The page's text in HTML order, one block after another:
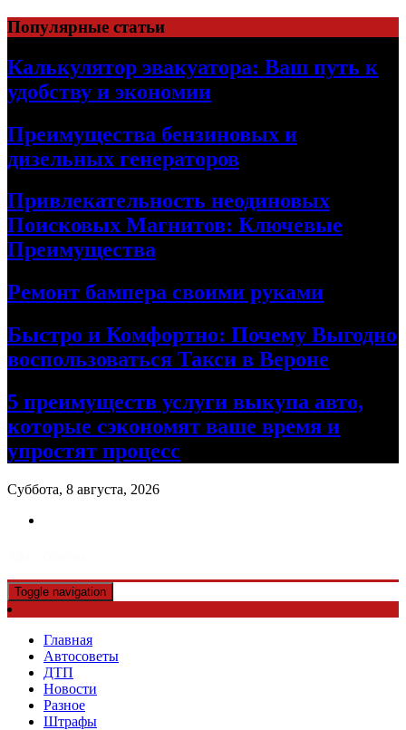
Skip
to
content
Популярные статьи
Калькулятор эвакуатора: Ваш путь к
удобству и экономии
Преимущества бензиновых и
дизельных генераторов
Привлекательность неодиновых
Поисковых Магнитов: Ключевые
Преимущества
Ремонт бампера своими руками
Быстро и Комфортно: Почему Выгодно
воспользоваться Такси в Вероне
5 преимуществ услуги выкупа авто,
которые сэкономят ваше время и
упростят процесс
Суббота, 8 августа, 2026
Toggle navigation
Главная
Автосоветы
ДТП
Новости
Разное
Штрафы